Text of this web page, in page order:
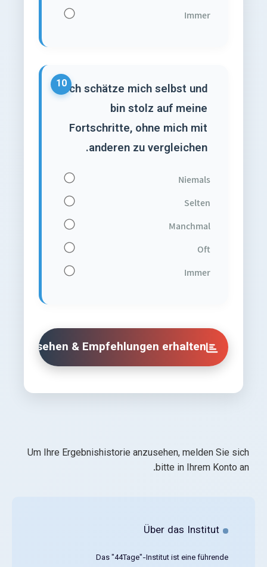
Immer
10Ich schätze mich selbst und
bin stolz auf meine
Fortschritte, ohne mich mit
anderen zu vergleichen.
Niemals
Selten
Manchmal
Oft
Immer
ansehen & Empfehlungen erhalten
Um Ihre Ergebnishistorie anzusehen, melden Sie sich
bitte in Ihrem Konto an.
Über das Institut
Das "44Tage"-Institut ist eine führende